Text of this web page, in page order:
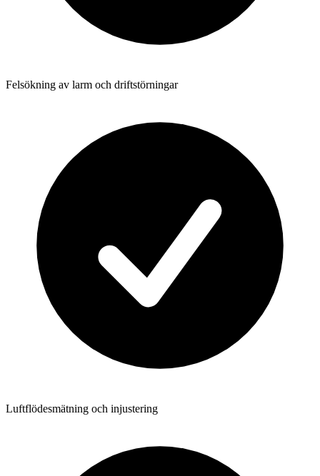
Felsökning av larm och driftstörningar
Luftflödesmätning och injustering